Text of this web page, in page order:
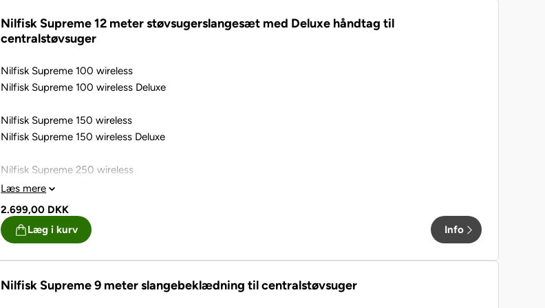
Nilfisk Supreme 12 meter støvsugerslangesæt med Deluxe håndtag til
centralstøvsuger
Nilfisk Supreme 100 wireless
Nilfisk Supreme 100 wireless Deluxe
Nilfisk Supreme 150 wireless
Nilfisk Supreme 150 wireless Deluxe
Nilfisk Supreme 250 wireless
Nilfisk Supreme 250 wireless Deluxe
Komplet sæt med slange, mundstykker og
Læs mere
2.699,00 DKK
Læg i kurv
Info
Nilfisk Supreme 9 meter slangebeklædning til centralstøvsuger